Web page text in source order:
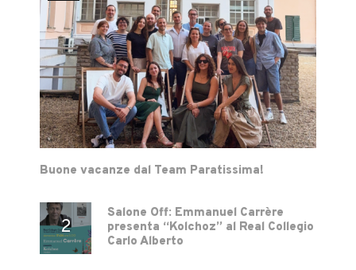
Buone vacanze dal Team Paratissima!
Salone Off: Emmanuel Carrère
presenta “Kolchoz” al Real Collegio
Carlo Alberto